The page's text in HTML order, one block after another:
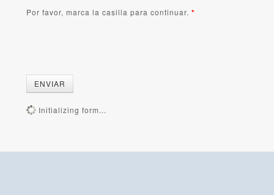
Por favor, marca la casilla para continuar. *
ENVIAR
Initializing form...